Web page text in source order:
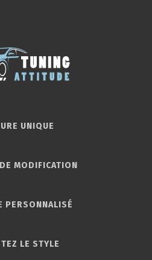
UNIQUE
MODIFICATION
PERSONNALISÉ
LE STYLE